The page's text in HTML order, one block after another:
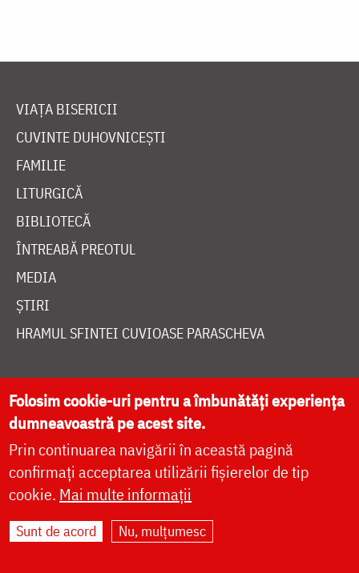
VIAȚA BISERICII
CUVINTE DUHOVNICEȘTI
FAMILIE
LITURGICĂ
BIBLIOTECĂ
ÎNTREABĂ PREOTUL
MEDIA
ȘTIRI
HRAMUL SFINTEI CUVIOASE PARASCHEVA
AUTORI
PĂRINȚI DUHOVNICEȘTI
MAICI CU VIAȚĂ DUHOVNICEASCĂ
TEMATICĂ
SINAXAR ALFABETIC
MĂNĂSTIRI ȘI BISERICI
Folosim cookie-uri pentru a îmbunătăți experiența
dumneavoastră pe acest site.
Prin continuarea navigării în această pagină
confirmați acceptarea utilizării fișierelor de tip
cookie. Mai multe informații
Sunt de acord Nu, mulțumesc